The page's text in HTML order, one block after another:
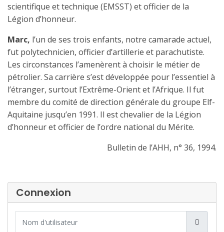
scientifique et technique (EMSST) etofficier de la
Légion d’honneur.
Marc, l’un de ses trois enfants, notre camarade actuel,
fut polytechnicien, officier d’artillerie et parachutiste.
Les circonstances l’amenèrent à choisir le métier de
pétrolier. Sa carrière s’est développée pour l’essentiel à
l’étranger, surtout l’Extrême-Orient et l’Afrique. Il fut
membre du comité de direction générale du groupe Elf-
Aquitaine jusqu’en 1991. Il estchevalier de la Légion
d’honneur et officier de l’ordre national du Mérite.
Bulletin de l’AHH, n° 36, 1994.
Connexion